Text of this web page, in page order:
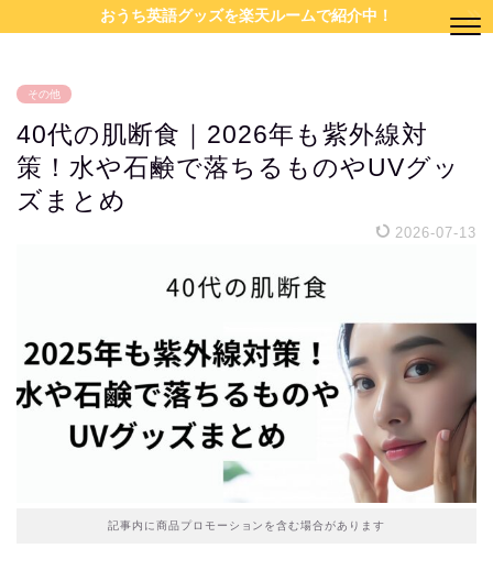
おうち英語グッズを楽天ルームで紹介中！
その他
40代の肌断食｜2026年も紫外線対
策！水や石鹸で落ちるものやUVグッ
ズまとめ
2026-07-13
記事内に商品プロモーションを含む場合があります